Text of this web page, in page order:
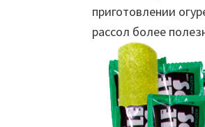
приготовлении
рассол более